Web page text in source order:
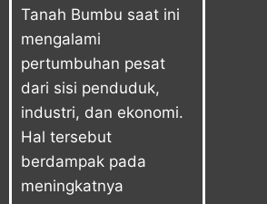
Tanah Bumbu saat ini
mengalami
pertumbuhan pesat
dari sisi penduduk,
industri, dan ekonomi.
Hal tersebut
berdampak pada
meningkatnya